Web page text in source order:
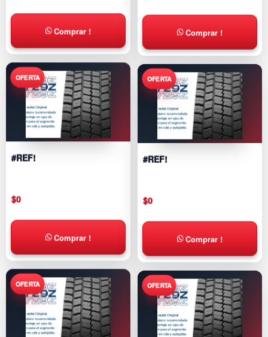
Comprar ! Comprar !
#REF!
$0
Comprar !
#REF!
$0
Comprar !